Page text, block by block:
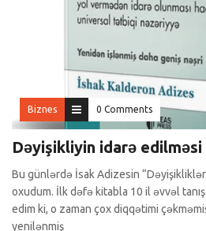
Biznes 0 Comments
Dəyişikliyin idarə edilməsi
Bu günlərdə İsak Adizesin
oxudum. İlk dəfə kitabla 10 il əvvəl
edim ki, o zaman çox diqqətimi
yenilənmiş